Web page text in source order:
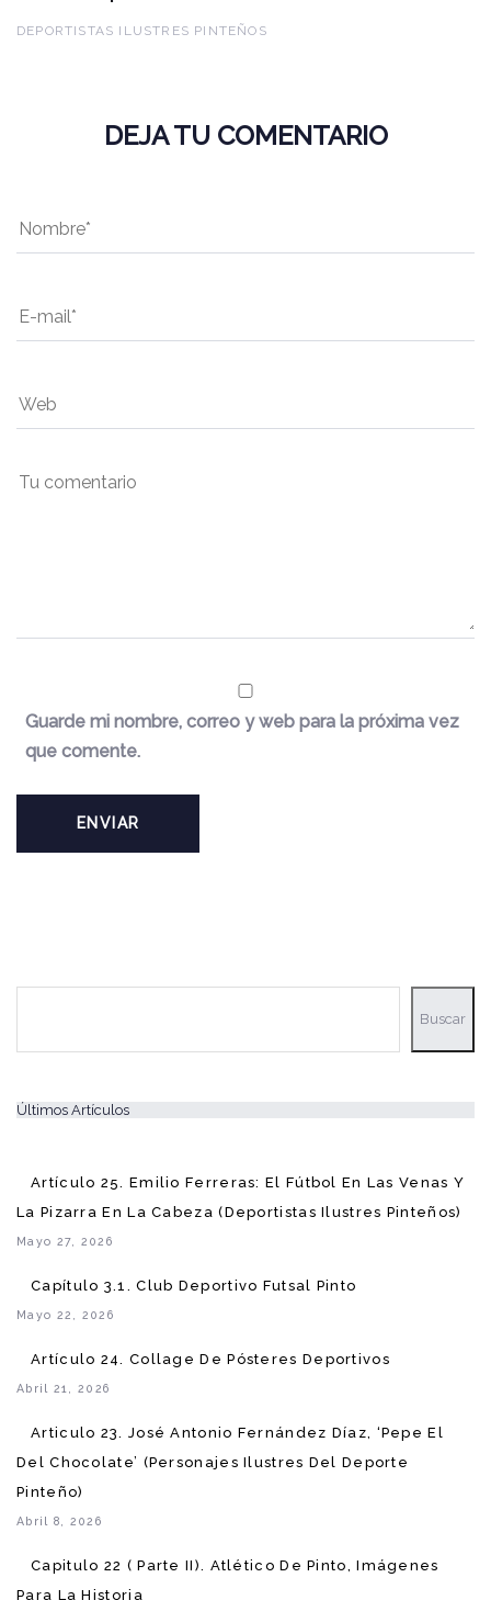
DEPORTISTAS ILUSTRES PINTEÑOS
DEJA TU COMENTARIO
Guarde mi nombre, correo y web para la próxima vez
que comente.
Buscar
Últimos Artículos
Artículo 25. Emilio Ferreras: El Fútbol En Las Venas Y
La Pizarra En La Cabeza (Deportistas Ilustres Pinteños)
Mayo 27, 2026
Capítulo 3.1. Club Deportivo Futsal Pinto
Mayo 22, 2026
Artículo 24. Collage De Pósteres Deportivos
Abril 21, 2026
Articulo 23. José Antonio Fernández Díaz, ‘Pepe El
Del Chocolate’ (Personajes Ilustres Del Deporte
Pinteño)
Abril 8, 2026
Capitulo 22 ( Parte II). Atlético De Pinto, Imágenes
Para La Historia